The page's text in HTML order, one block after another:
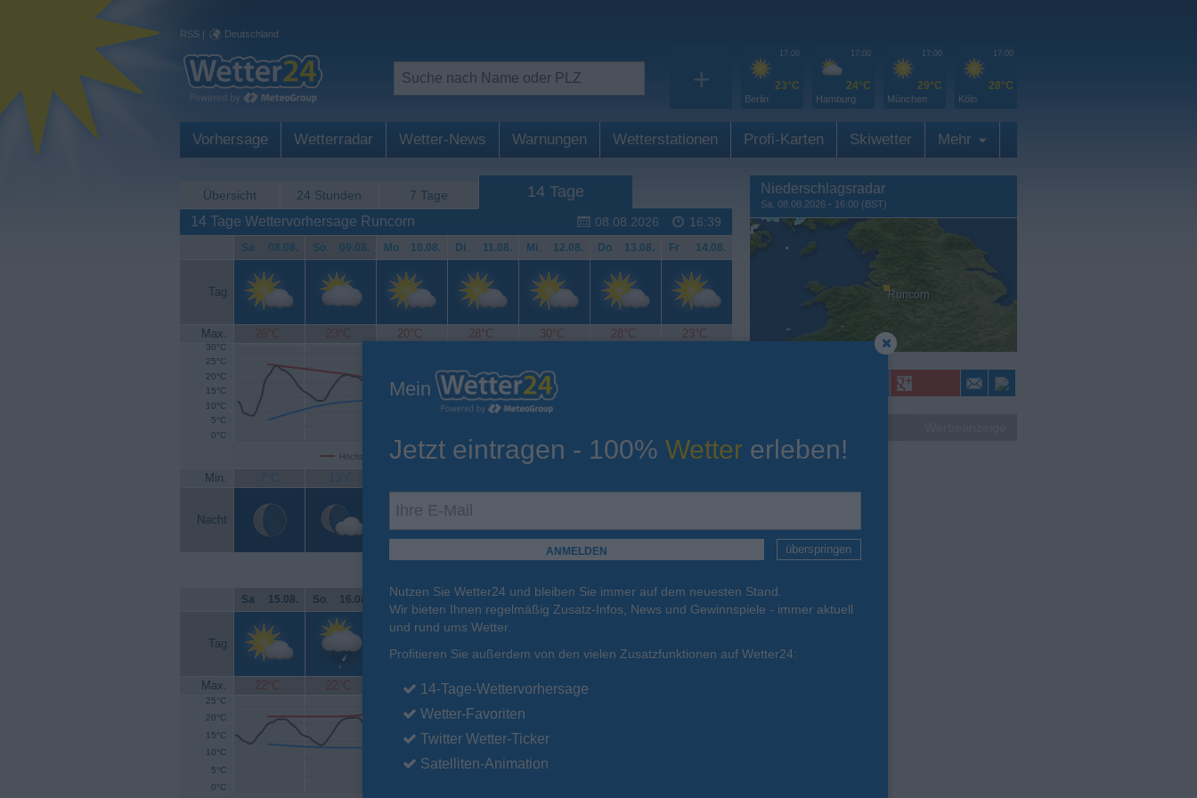
RSS | Deutschland
+
17:00
23°C
Berlin
17:00
24°C
Hamburg
17:00
29°C
München
17:00
28°C
Köln
Vorhersage Wetterradar Wetter-News Warnungen Wetterstationen Profi-Karten Skiwetter Mehr
Übersicht 24 Stunden 7 Tage 14 Tage
08.08.2026 16:39
14 Tage Wettervorhersage Runcorn
Sa. 08.08. So. 09.08. Mo. 10.08. Di. 11.08. Mi. 12.08. Do. 13.08. Fr. 14.08.
Tag
Max. 26°C 23°C 20°C 28°C 30°C 28°C 23°C
Höchsttemperatur Tiefsttemperatur Aktuelle Temperatur
0°C
5°C
10°C
15°C
20°C
25°C
30°C
Min. 7°C 13°C
Nacht
Sa. 15.08. So. 16.08. Mo. 17.08. Di . 18.08. Mi. 19.08. Do. 20.08. Fr . 21.08.
Tag
Max. 22°C 22°C 24°C 23°C 23°C
0°C
5°C
10°C
15°C
20°C
25°C
Niederschlagsradar
Sa. 08.08.2026 - 16:00 (BST)
Runcorn
Mein
Jetzt eintragen - 100% Wetter erleben!
überspringen
Nutzen Sie Wetter24 und bleiben Sie immer auf dem neuesten Stand.
Wir bieten Ihnen regelmäßig Zusatz-Infos, News und Gewinnspiele - immer aktuell
und rund ums Wetter.
Profitieren Sie außerdem von den vielen Zusatzfunktionen auf Wetter24:
14-Tage-Wettervorhersage
Wetter-Favoriten
Twitter Wetter-Ticker
Satelliten-Animation